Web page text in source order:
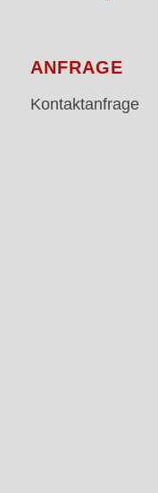
ANFRAGE
Kontaktanfrage